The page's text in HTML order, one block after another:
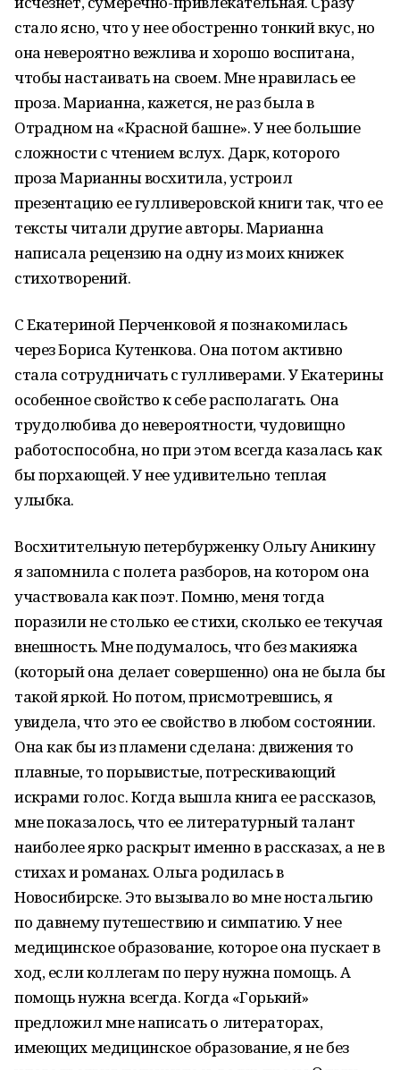
стало ясно, что у нее обостренно тонкий вкус, но
она невероятно вежлива и хорошо воспитана,
чтобы настаивать на своем. Мне нравилась ее
проза. Марианна, кажется, не раз была в
Отрадном на «Красной башне». У нее большие
сложности с чтением вслух. Дарк, которого
проза Марианны восхитила, устроил
презентацию ее гулливеровской книги так, что ее
тексты читали другие авторы. Марианна
написала рецензию на одну из моих книжек
стихотворений.
С Екатериной Перченковой я познакомилась
через Бориса Кутенкова. Она потом активно
стала сотрудничать с гулливерами. У Екатерины
особенное свойство к себе располагать. Она
трудолюбива до невероятности, чудовищно
работоспособна, но при этом всегда казалась как
бы порхающей. У нее удивительно теплая
улыбка.
Восхитительную петербурженку Ольгу Аникину
я запомнила с полета разборов, на котором она
участвовала как поэт. Помню, меня тогда
поразили не столько ее стихи, сколько ее текучая
внешность. Мне подумалось, что без макияжа
(который она делает совершенно) она не была бы
такой яркой. Но потом, присмотревшись, я
увидела, что это ее свойство в любом состоянии.
Она как бы из пламени сделана: движения то
плавные, то порывистые, потрескивающий
искрами голос. Когда вышла книга ее рассказов,
мне показалось, что ее литературный талант
наиболее ярко раскрыт именно в рассказах, а не в
стихах и романах. Ольга родилась в
Новосибирске. Это вызывало во мне ностальгию
по давнему путешествию и симпатию. У нее
медицинское образование, которое она пускает в
ход, если коллегам по перу нужна помощь. А
помощь нужна всегда. Когда «Горький»
предложил мне написать о литераторах,
имеющих медицинское образование, я не без